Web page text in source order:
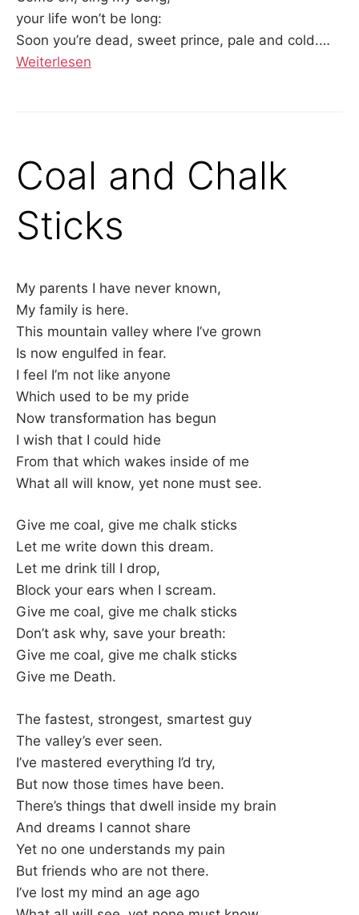
your life won’t be long:
Soon you’re dead, sweet prince, pale and cold.…
Weiterlesen
Coal and Chalk
Sticks
My parents I have never known,
My family is here.
This mountain valley where I’ve grown
Is now engulfed in fear.
I feel I’m not like anyone
Which used to be my pride
Now transformation has begun
I wish that I could hide
From that which wakes inside of me
What all will know, yet none must see.
Give me coal, give me chalk sticks
Let me write down this dream.
Let me drink till I drop,
Block your ears when I scream.
Give me coal, give me chalk sticks
Don’t ask why, save your breath:
Give me coal, give me chalk sticks
Give me Death.
The fastest, strongest, smartest guy
The valley’s ever seen.
I’ve mastered everything I’d try,
But now those times have been.
There’s things that dwell inside my brain
And dreams I cannot share
Yet no one understands my pain
But friends who are not there.
I’ve lost my mind an age ago